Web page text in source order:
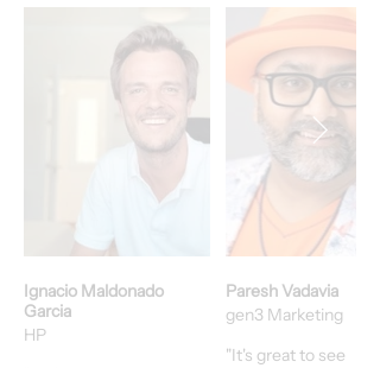
Ignacio Maldonado
Garcia
HP​
Paresh Vadavia
gen3 Marketing
"It's great to see